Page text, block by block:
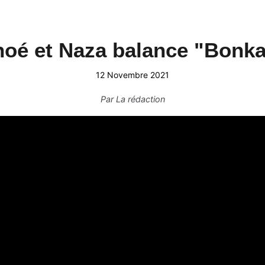
et Naza balance
12 Novembre 2021
ParLa rédaction